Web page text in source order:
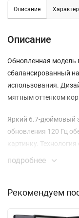
Описание
Описание
Обновленная модель
сбалансированный
использования.
мятным оттенком
Яркий 6.7-дюймовый
обновления 120 Гц
картинку.
высокую
Производительности
многозадачном
подробнее
Рекомендуем